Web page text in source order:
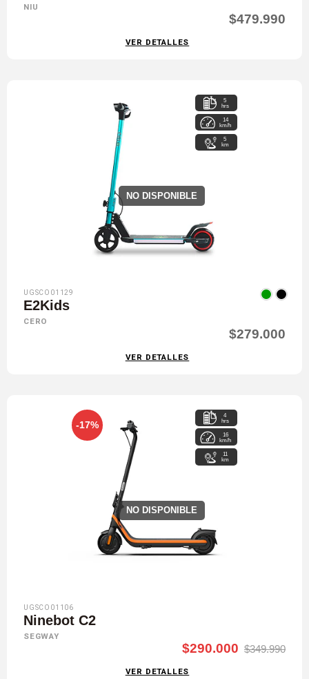
NIU
$479.990
VER DETALLES
NO DISPONIBLE
5
hrs
14
km/h
5
km
UGSCO01129
E2Kids
CERO
$279.000
VER DETALLES
-17%
NO DISPONIBLE
4
hrs
16
km/h
11
km
UGSCO01106
Ninebot C2
SEGWAY
$290.000 $349.990
VER DETALLES